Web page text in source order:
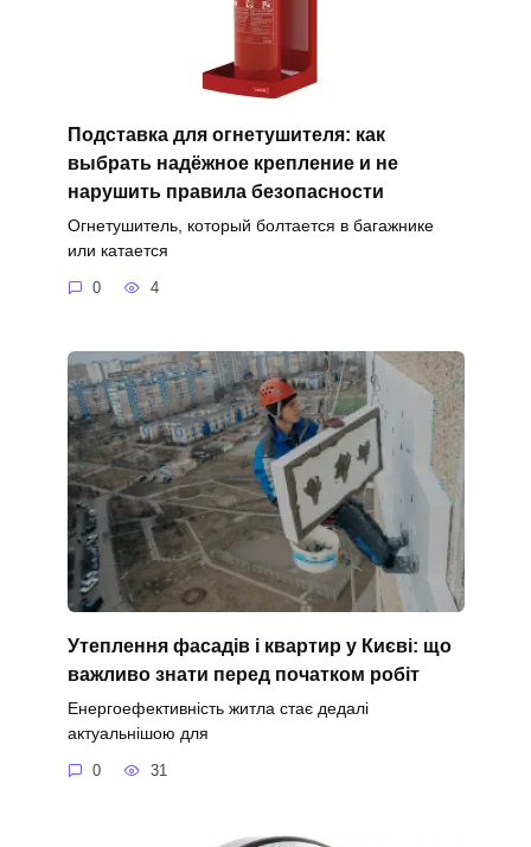
Подставка для огнетушителя: как
выбрать надёжное крепление и не
нарушить правила безопасности
Огнетушитель, который болтается в багажнике
или катается
0 4
Утеплення фасадів і квартир у Києві: що
важливо знати перед початком робіт
Енергоефективність житла стає дедалі
актуальнішою для
0 31